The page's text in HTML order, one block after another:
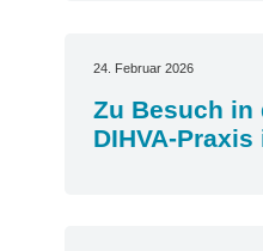
24. Februar 2026
Zu Besuch in
DIHVA-